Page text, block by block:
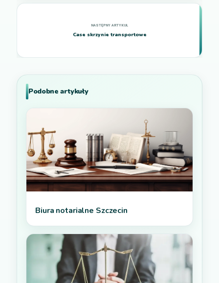
Case skrzynie transportowe
Podobne artykuły
Biura notarialne Szczecin